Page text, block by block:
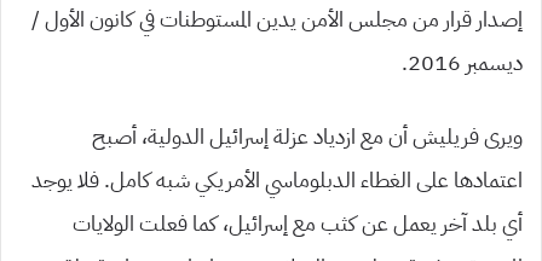
إصدار قرار من مجلس الأمن يدين المستوطنات في كانون الأول /
ديسمبر 2016.
ويرى فريليش أن مع ازدياد عزلة إسرائيل الدولية، أصبح
اعتمادها على الغطاء الدبلوماسي الأمريكي شبه كامل. فلا يوجد
أي بلد آخر يعمل عن كثب مع إسرائيل، كما فعلت الولايات